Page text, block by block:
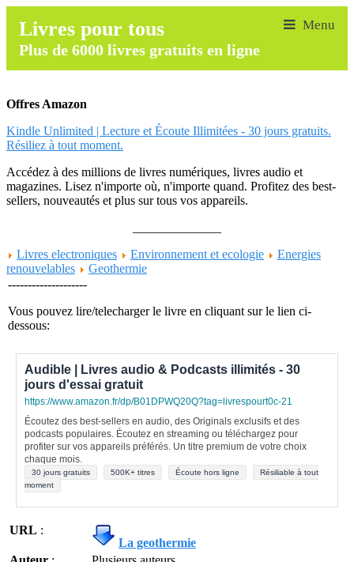
Livres pour tous
Plus de 6000 livres gratuits en ligne
Offres Amazon
Kindle Unlimited | Lecture et Écoute Illimitées - 30 jours gratuits.
Résiliez à tout moment.
Accédez à des millions de livres numériques, livres audio et
magazines. Lisez n'importe où, n'importe quand. Profitez des best-
sellers, nouveautés et plus sur tous vos appareils.
Livres electroniques
Environnement et ecologie
Energies
renouvelables
Geothermie
--------------------
Vous pouvez lire/telecharger le livre en cliquant sur le lien ci-
dessous:
Audible | Livres audio & Podcasts illimités - 30
jours d'essai gratuit
https://www.amazon.fr/dp/B01DPWQ20Q?tag=livrespourt0c-21
Écoutez des best-sellers en audio, des Originals exclusifs et des
podcasts populaires. Écoutez en streaming ou téléchargez pour
profiter sur vos appareils préférés. Un titre premium de votre choix
chaque mois.
30 jours gratuits 500K+ titres Écoute hors ligne
Résiliable à tout
moment
URL :
La geothermie